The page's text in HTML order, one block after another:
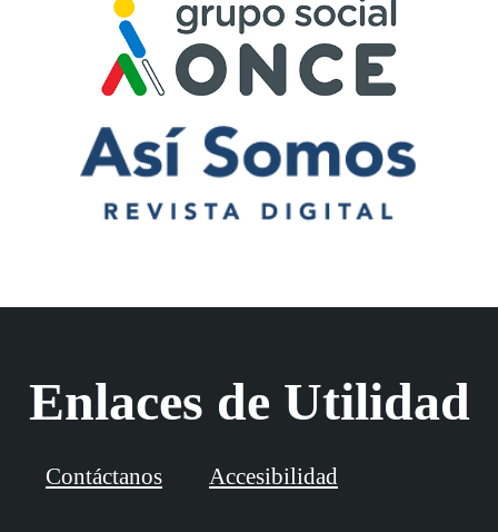
Enlaces de Utilidad
Contáctanos Accesibilidad